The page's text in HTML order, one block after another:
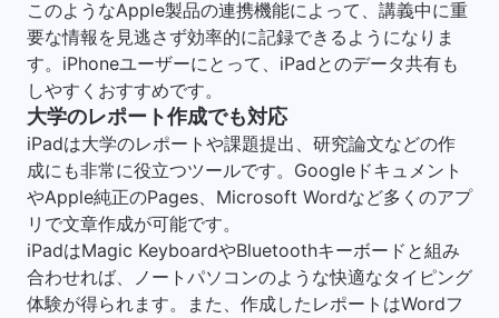
このようなApple製品の連携機能によって、講義中に重
要な情報を見逃さず効率的に記録できるようになりま
す。iPhoneユーザーにとって、iPadとのデータ共有も
しやすくおすすめです。
大学のレポート作成でも対応
iPadは大学のレポートや課題提出、研究論文などの作
成にも非常に役立つツールです。Googleドキュメント
やApple純正のPages、Microsoft Wordなど多くのアプ
リで文章作成が可能です。
iPadはMagic KeyboardやBluetoothキーボードと組み
合わせれば、ノートパソコンのような快適なタイピング
体験が得られます。また、作成したレポートはWordフ